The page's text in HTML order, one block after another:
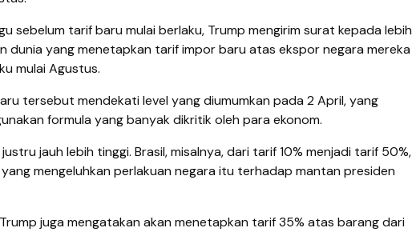
sebelum tarif baru mulai berlaku, Trump mengirim surat kepada lebih
dunia yang menetapkan tarif impor baru atas ekspor negara mereka
mulai Agustus.
tersebut mendekati level yang diumumkan pada 2 April, yang
formula yang banyak dikritik oleh para ekonom.
jauh lebih tinggi. Brasil, misalnya, dari tarif 10% menjadi tarif 50%,
mengeluhkan perlakuan negara itu terhadap mantan presiden
juga mengatakan akan menetapkan tarif 35% atas barang dari